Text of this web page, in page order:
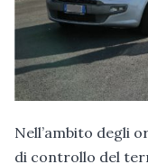
Nell’ambito degli
di controllo del